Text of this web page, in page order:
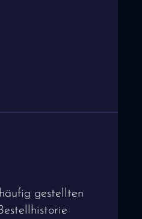
gestellten